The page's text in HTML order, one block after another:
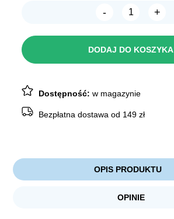
-
ilość
GRYZONI
+
DODAJ DO KOSZYKA
Dostępność:w magazynie
Bezpłatna dostawa od 149 zł
OPIS PRODUKTU
OPINIE